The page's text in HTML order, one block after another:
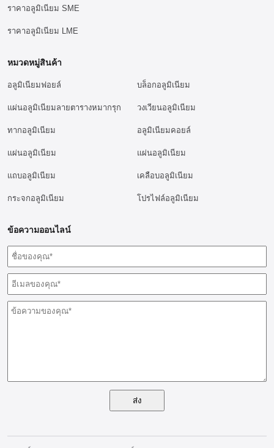
ราคาอลูมิเนียม SME
ราคาอลูมิเนียม LME
หมวดหมู่สินค้า
อลูมิเนียมฟอยล์ บล็อกอลูมิเนียม
แผ่นอลูมิเนียมลายตารางหมากรุก วงเวียนอลูมิเนียม
ทากอลูมิเนียม อลูมิเนียมคอยล์
แผ่นอลูมิเนียม แผ่นอลูมิเนียม
แถบอลูมิเนียม เคลือบอลูมิเนียม
กระจกอลูมิเนียม โปรไฟล์อลูมิเนียม
ข้อความออนไลน์
ส่ง